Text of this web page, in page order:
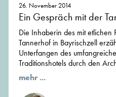
26. November 2014
Ein Gespräch mit der
Die Inhaberin des mit etlichen
Tannerhof in Bayrischzell
Unterfangen des
Traditionshotels durch den
mehr ...